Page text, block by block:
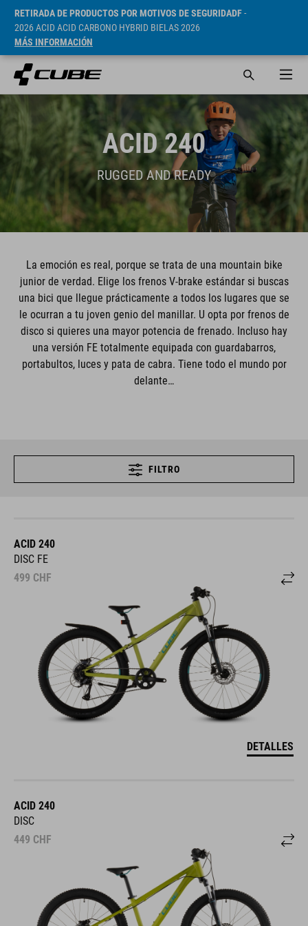
RETIRADA DE PRODUCTOS POR MOTIVOS DE SEGURIDADF-
2026 ACID ACID CARBONO HYBRID BIELAS 2026
MÁS INFORMACIÓN
ACID 240
RUGGED AND READY
La emoción es real, porque se trata de una mountain bike
junior de verdad. Elige los frenos V-brake estándar si buscas
una bici que llegue prácticamente a todos los lugares que se
le ocurran a tu joven genio del manillar. U opta por frenos de
disco si quieres una mayor potencia de frenado. Incluso hay
una versión FE totalmente equipada con guardabarros,
portabultos, luces y pata de cabra. Tiene todo el mundo por
delante…
FILTRO
ACID 240
DISC FE
499 CHF
DETALLES
ACID 240
DISC
449 CHF